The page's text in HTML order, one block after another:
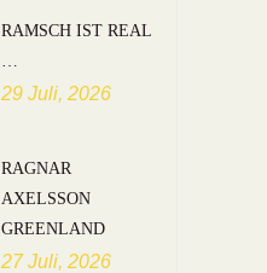
RAMSCH IST REAL
29 Juli, 2026
RAGNAR
AXELSSON
GREENLAND
27 Juli, 2026